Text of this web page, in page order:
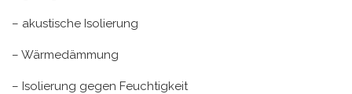
– akustische Isolierung
– Wärmedämmung
– Isolierung gegen Feuchtigkeit